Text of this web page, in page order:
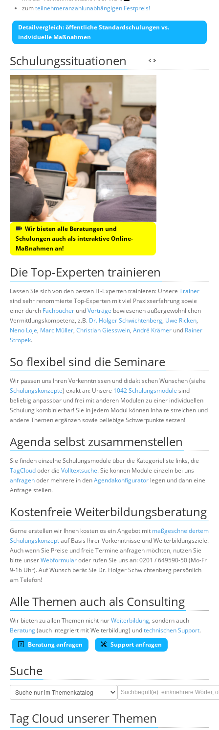
zumteilnehmeranzahlunabhängigen Festpreis!
Detailvergleich: öffentliche Standardschulungen vs.
indviduelle Maßnahmen
Schulungssituationen
Wir bieten alle Beratungen und
Schulungen auch als interaktive Online-
Maßnahmen an!
Die Top-Experten trainieren
Lassen Sie sich von den besten IT-Experten trainieren: Unsere Trainer
sind sehr renommierte Top-Experten mit viel Praxixserfahrung sowie
einer durch Fachbücher undVorträge bewiesenen außergewöhnlichen
Vermittlungskompetenz, z.B. Dr. Holger Schwichtenberg, Uwe Ricken,
Neno Loje, Marc Müller, Christian Giesswein, André Krämer und Rainer
Stropek.
So flexibel sind die Seminare
Wir passen uns Ihren Vorkenntnissen und didaktischen Wünschen (siehe
Schulungskonzepte) exakt an: Unsere 1042 Schulungsmodule sind
beliebig anpassbar und frei mit anderen Modulen zu einer individuellen
Schulung kombinierbar! Sie in jedem Modul können Inhalte streichen und
andere Themen ergänzen sowie beliebige Schwerpunkte setzen!
Agenda selbst zusammenstellen
Sie finden einzelne Schulungsmodule über die Kategorieliste links, die
TagCloudoder die Volltextsuche. Sie können Module einzeln bei uns
anfragenoder mehrere in denAgendakonfigurator legen und dann eine
Anfrage stellen.
Kostenfreie Weiterbildungsberatung
Gerne erstellen wir Ihnen kostenlos ein Angebot mit maßgeschneidertem
Schulungskonzeptauf Basis Ihrer Vorkenntnisse und Weiterbildungsziele.
Auch wenn Sie Preise und freie Termine anfragen möchten, nutzen Sie
bitte unserWebformularoder rufen Sie uns an: 0201 / 649590-50 (Mo-Fr
9-16 Uhr). Auf Wunsch berät Sie Dr. Holger Schwichtenberg persönlich
am Telefon!
Alle Themen auch als Consulting
Wir bieten zu allen Themen nicht nurWeiterbildung, sondern auch
Beratung(auch integriert mit Weiterbildung) undtechnischen Support.
Beratung anfragen
Support anfragen
Suche
Tag Cloud unserer Themen